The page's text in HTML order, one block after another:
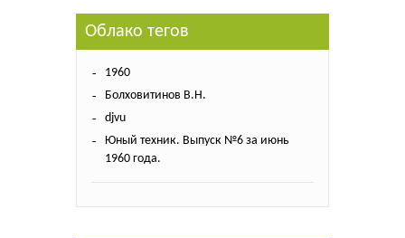
Облако тегов
1960
Болховитинов В.Н.
djvu
Юный техник. Выпуск №6 за июнь
1960 года.